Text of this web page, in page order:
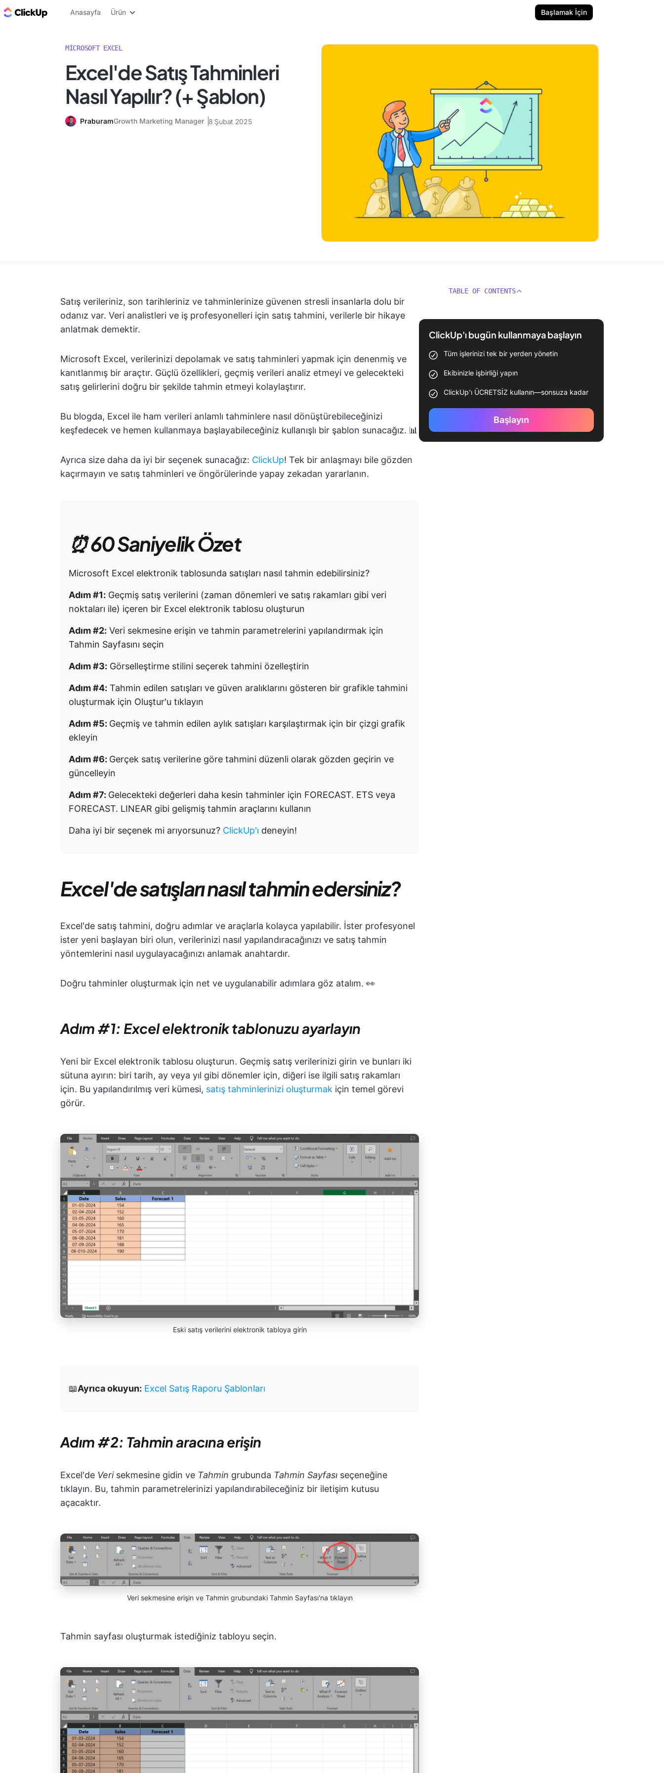
ClickUp Blog
Anasayfa Ürün Başlamak İçin
MICROSOFT EXCEL
Excel'de Satış Tahminleri
Nasıl Yapılır? (+ Şablon)
PraburamGrowth Marketing Manager 8 Şubat 2025
Satış verileriniz, son tarihleriniz ve tahminlerinize güvenen stresli insanlarla dolu bir
odanız var. Veri analistleri ve iş profesyonelleri için satış tahmini, verilerle bir hikaye
anlatmak demektir.
Microsoft Excel, verilerinizi depolamak ve satış tahminleri yapmak için denenmiş ve
kanıtlanmış bir araçtır. Güçlü özellikleri, geçmiş verileri analiz etmeyi ve gelecekteki
satış gelirlerini doğru bir şekilde tahmin etmeyi kolaylaştırır.
Bu blogda, Excel ile ham verileri anlamlı tahminlere nasıl dönüştürebileceğinizi
keşfedecek ve hemen kullanmaya başlayabileceğiniz kullanışlı bir şablon sunacağız. 📊
Ayrıca size daha da iyi bir seçenek sunacağız: ClickUp! Tek bir anlaşmayı bile gözden
kaçırmayın ve satış tahminleri ve öngörülerinde yapay zekadan yararlanın.
⏰ 60 Saniyelik Özet
Microsoft Excel elektronik tablosunda satışları nasıl tahmin edebilirsiniz?
Adım #1: Geçmiş satış verilerini (zaman dönemleri ve satış rakamları gibi veri
noktaları ile) içeren bir Excel elektronik tablosu oluşturun
Adım #2: Veri sekmesine erişin ve tahmin parametrelerini yapılandırmak için
Tahmin Sayfasını seçin
Adım #3: Görselleştirme stilini seçerek tahmini özelleştirin
Adım #4: Tahmin edilen satışları ve güven aralıklarını gösteren bir grafikle tahmini
oluşturmak için Oluştur'u tıklayın
Adım #5: Geçmiş ve tahmin edilen aylık satışları karşılaştırmak için bir çizgi grafik
ekleyin
Adım #6: Gerçek satış verilerine göre tahmini düzenli olarak gözden geçirin ve
güncelleyin
Adım #7: Gelecekteki değerleri daha kesin tahminler için FORECAST. ETS veya
FORECAST. LINEAR gibi gelişmiş tahmin araçlarını kullanın
Daha iyi bir seçenek mi arıyorsunuz? ClickUp'ı deneyin!
Excel'de satışları nasıl tahmin edersiniz?
Excel'de satış tahmini, doğru adımlar ve araçlarla kolayca yapılabilir. İster profesyonel
ister yeni başlayan biri olun, verilerinizi nasıl yapılandıracağınızı ve satış tahmin
yöntemlerini nasıl uygulayacağınızı anlamak anahtardır.
Doğru tahminler oluşturmak için net ve uygulanabilir adımlara göz atalım. 👀
Adım #1: Excel elektronik tablonuzu ayarlayın
Yeni bir Excel elektronik tablosu oluşturun. Geçmiş satış verilerinizi girin ve bunları iki
sütuna ayırın: biri tarih, ay veya yıl gibi dönemler için, diğeri ise ilgili satış rakamları
için. Bu yapılandırılmış veri kümesi, satış tahminlerinizi oluşturmak için temel görevi
görür.
Eski satış verilerini elektronik tabloya girin
📖Ayrıca okuyun: Excel Satış Raporu Şablonları
Adım #2: Tahmin aracına erişin
Excel'de Veri sekmesine gidin ve Tahmin grubunda Tahmin Sayfası seçeneğine
tıklayın. Bu, tahmin parametrelerinizi yapılandırabileceğiniz bir iletişim kutusu
açacaktır.
Veri sekmesine erişin ve Tahmin grubundaki Tahmin Sayfası'na tıklayın
Tahmin sayfası oluşturmak istediğiniz tabloyu seçin.
TABLE OF CONTENTS
ClickUp'ı bugün kullanmaya başlayın
Tüm işlerinizi tek bir yerden yönetin
Ekibinizle işbirliği yapın
ClickUp'ı ÜCRETSİZ kullanın—sonsuza kadar
Başlayın